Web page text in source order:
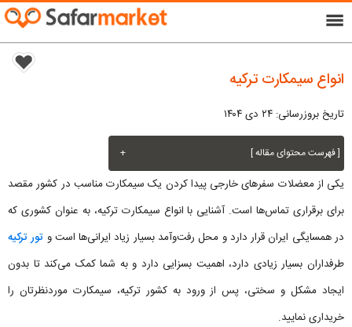
menu
انواع سیمکارت ترکیه
تاریخ بروزرسانی: ۲۴ دی ۱۴۰۴
[ فهرست محتوای مقاله ] +
یکی از معضلات سفرهای خارجی پیدا کردن یک سیمکارت مناسب در کشور مقصد
برای برقراری تماس‌ها است. آشنایی با انواع سیمکارت ترکیه، به عنوان کشوری که
در همسایگی ایران قرار دارد و محل رفت‌وآمد بسیار زیاد ایرانی‌ها است و تور ترکیه
طرفداران بسیار زیادی دارد، اهمیت بسزایی دارد و به شما کمک می‌کند تا بدون
ایجاد مشکل و سختی، پس از ورود به کشور ترکیه، سیمکارت موردنظرتان را
خریداری نمایید.